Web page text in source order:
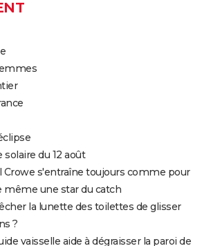
solaire du 12 août
Crowe s'entraîne toujours comme pour
même une star du catch
la lunette des toilettes de glisser
?
vaisselle aide à dégraisser la paroi de